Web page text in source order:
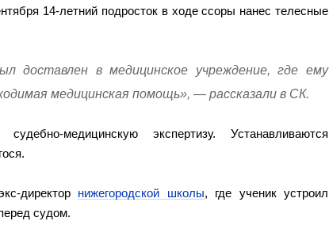
14-летний подросток в ходе ссоры нанес телесные
доставлен в медицинское учреждение, где ему
медицинская помощь», — рассказали в СК.
медицинскую экспертизу. Устанавливаются
директор нижегородской школы, где ученик устроил
судом.